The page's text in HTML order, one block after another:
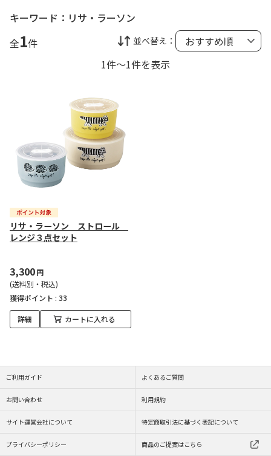
キーワード： リサ・ラーソン
全1件 並べ替え：
1件～1件を表示
リサ・ラーソン ストロール
レンジ３点セット
3,300円
(送料別・税込)
獲得ポイント : 33
詳細 カートに入れる
ご利用ガイド よくあるご質問
お問い合わせ 利用規約
サイト運営会社について 特定商取引法に基づく表記について
プライバシーポリシー 商品のご提案はこちら